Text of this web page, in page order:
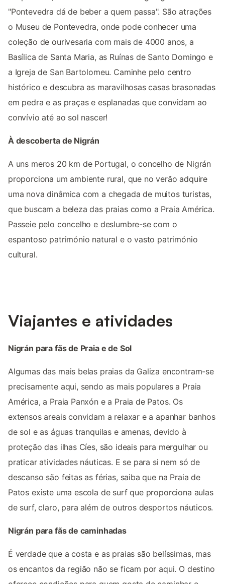
"Pontevedra dá de beber a quem passa". São atrações
o Museu de Pontevedra, onde pode conhecer uma
coleção de ourivesaria com mais de 4000 anos, a
Basílica de Santa Maria, as Ruínas de Santo Domingo e
a Igreja de San Bartolomeu. Caminhe pelo centro
histórico e descubra as maravilhosas casas brasonadas
em pedra e as praças e esplanadas que convidam ao
convívio até ao sol nascer!
À descoberta de Nigrán
A uns meros 20 km de Portugal, o concelho de Nigrán
proporciona um ambiente rural, que no verão adquire
uma nova dinâmica com a chegada de muitos turistas,
que buscam a beleza das praias como a Praia América.
Passeie pelo concelho e deslumbre-se com o
espantoso património natural e o vasto património
cultural.
Viajantes e atividades
Nigrán para fãs de Praia e de Sol
Algumas das mais belas praias da Galiza encontram-se
precisamente aqui, sendo as mais populares a Praia
América, a Praia Panxón e a Praia de Patos. Os
extensos areais convidam a relaxar e a apanhar banhos
de sol e as águas tranquilas e amenas, devido à
proteção das ilhas Cíes, são ideais para mergulhar ou
praticar atividades náuticas. E se para si nem só de
descanso são feitas as férias, saiba que na Praia de
Patos existe uma escola de surf que proporciona aulas
de surf, claro, para além de outros desportos náuticos.
Nigrán para fãs de caminhadas
É verdade que a costa e as praias são belíssimas, mas
os encantos da região não se ficam por aqui. O destino